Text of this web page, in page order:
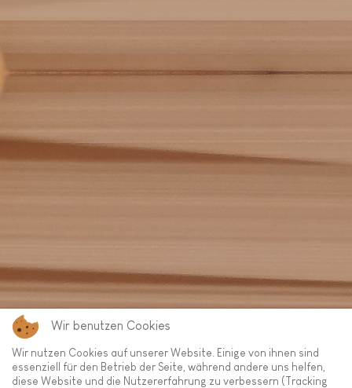
Wir benutzen Cookies
Wir nutzen Cookies auf unserer Website. Einige von ihnen sind
essenziell für den Betrieb der Seite, während andere uns helfen,
diese Website und die Nutzererfahrung zu verbessern (Tracking